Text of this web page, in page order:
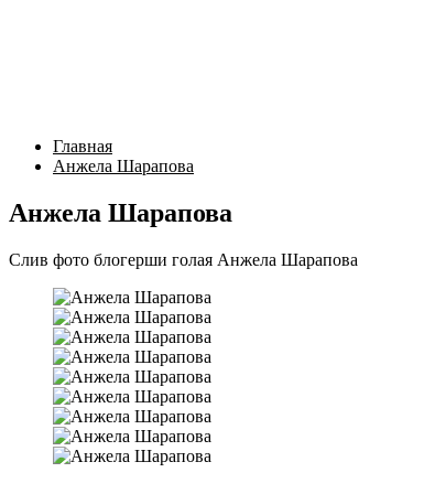
Главная
Анжела Шарапова
Анжела Шарапова
Слив фото блогерши голая Анжела Шарапова